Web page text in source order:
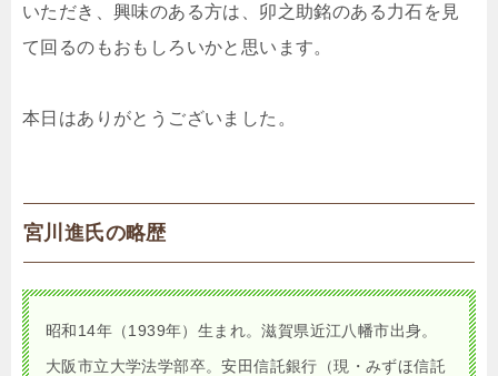
いただき、興味のある方は、卯之助銘のある力石を見
て回るのもおもしろいかと思います。
本日はありがとうございました。
宮川進氏の略歴
昭和14年（1939年）生まれ。滋賀県近江八幡市出身。
大阪市立大学法学部卒。安田信託銀行（現・みずほ信託